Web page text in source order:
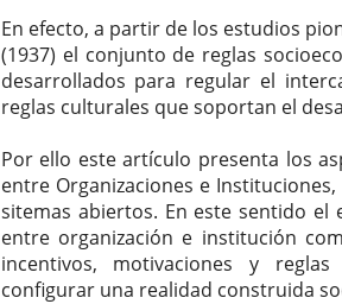
En efecto, a partir de los estudios
(1937) el conjunto de reglas
desarrollados para regular el
reglas culturales que soportan el
Por ello este artículo presenta los
entre Organizaciones e
sitemas abiertos. En este sentido
entre organización e institución
incentivos, motivaciones y
configurar una realidad construida